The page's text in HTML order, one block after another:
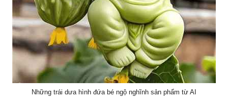
Những trái dưa hình đứa bé ngộ nghĩnh sản phẩm từ AI